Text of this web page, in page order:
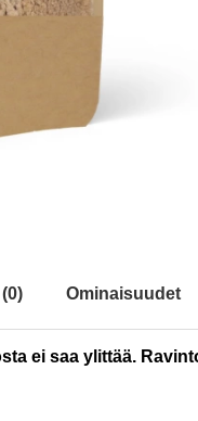
(0) Ominaisuudet
ei saa ylittää.